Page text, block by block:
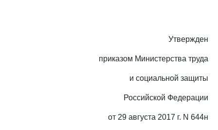
Утвержден
приказом Министерства труда
и социальной защиты
Российской Федерации
от 29 августа 2017 г. N 644н